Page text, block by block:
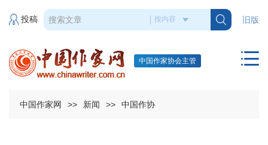
旧版
投稿
中国作家协会主管
中国作家网 >> 新闻 >> 中国作协